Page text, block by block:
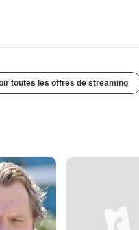
toutes les offres de streaming